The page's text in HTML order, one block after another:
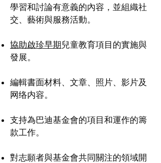
學習和討論有意義的內容，並組織社
交、藝術與服務活動。
協助啟珍早期兒童教育項目的實施與
發展。
編輯書面材料、文章、照片、影片及
网络内容。​​​
支持為巴迪基金會的項目和運作的籌
款工作。
對志願者與基金會共同關注的領域開